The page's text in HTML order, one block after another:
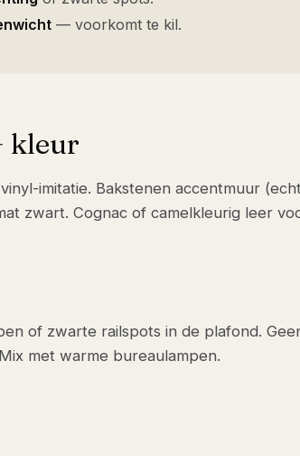
— voorkomt te kil.
kleur
imitatie. Bakstenen accentmuur
zwart. Cognac of camelkleurig leer
of zwarte railspots in de plafond.
met warme bureaulampen.